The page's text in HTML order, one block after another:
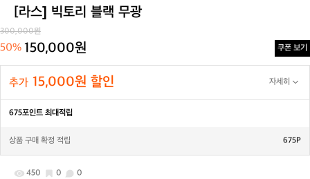
[라스] 빅토리 블랙 무광
300,000원
50% 150,000원 쿠폰 보기
추가 15,000원 할인 자세히
675포인트 최대적립
상품 구매 확정 적립 675P
450 0 0